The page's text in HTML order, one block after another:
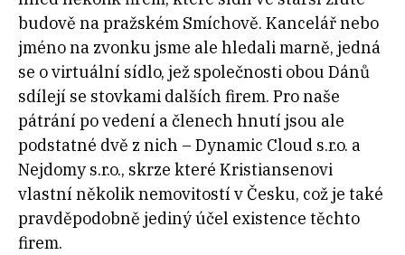
budově na pražském Smíchově. Kancelář nebo
jméno na zvonku jsme ale hledali marně, jedná
se o virtuální sídlo, jež společnosti obou Dánů
sdílejí se stovkami dalších firem. Pro naše
pátrání po vedení a členech hnutí jsou ale
podstatné dvě z nich – Dynamic Cloud s.r.o. a
Nejdomy s.r.o., skrze které Kristiansenovi
vlastní několik nemovitostí v Česku, což je také
pravděpodobně jediný účel existence těchto
firem.